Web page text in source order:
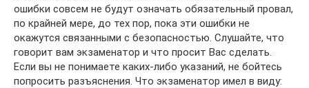
ошибки совсем не будут означать обязательный провал,
по крайней мере, до тех пор, пока эти ошибки не
окажутся связанными с безопасностью. Слушайте, что
говорит вам экзаменатор и что просит Вас сделать.
Если вы не понимаете каких-либо указаний, не бойтесь
попросить разъяснения. Что экзаменатор имел в виду: